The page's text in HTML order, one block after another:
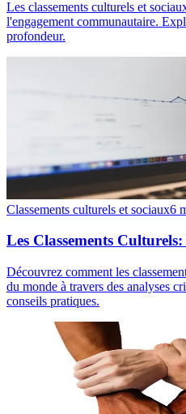
Les classements culturels et
l'engagement communautaire.
profondeur.
Classements culturels et sociaux6
Les Classements
Découvrez comment les
du monde à travers des analyses
conseils pratiques.